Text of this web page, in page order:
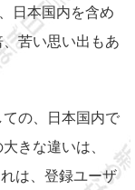
日本国内を含め
苦い思い出もあ
の、日本国内で
きな違いは、
は、登録ユーザ